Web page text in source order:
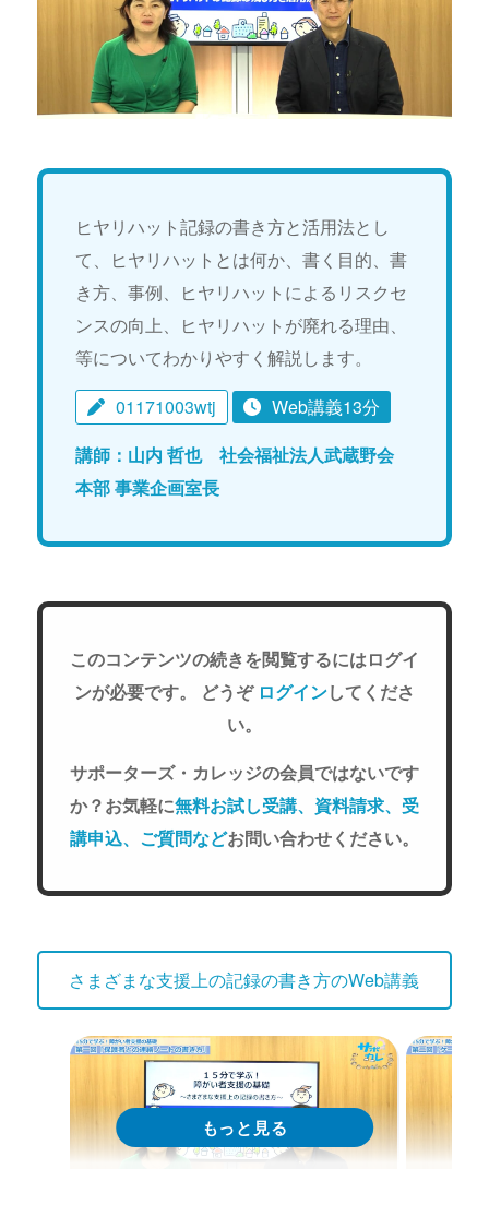
ヒヤリハット記録の書き方と活用法とし
て、ヒヤリハットとは何か、書く目的、書
き方、事例、ヒヤリハットによるリスクセ
ンスの向上、ヒヤリハットが廃れる理由、
等についてわかりやすく解説します。
01171003wtj
Web講義13分
講師：山内 哲也 社会福祉法人武蔵野会
本部 事業企画室長
このコンテンツの続きを閲覧するにはログイ
ンが必要です。 どうぞ ログインしてくださ
い。
サポーターズ・カレッジの会員ではないです
か？お気軽に無料お試し受講、資料請求、受
講申込、ご質問などお問い合わせください。
さまざまな支援上の記録の書き方のWeb講義